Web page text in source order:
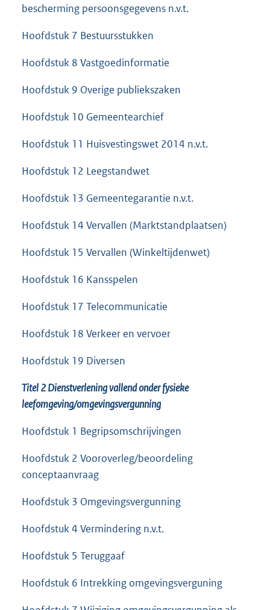
bescherming persoonsgegevens n.v.t.
Hoofdstuk 7 Bestuursstukken
Hoofdstuk 8 Vastgoedinformatie
Hoofdstuk 9 Overige publiekszaken
Hoofdstuk 10 Gemeentearchief
Hoofdstuk 11 Huisvestingswet 2014 n.v.t.
Hoofdstuk 12 Leegstandwet
Hoofdstuk 13 Gemeentegarantie n.v.t.
Hoofdstuk 14 Vervallen (Marktstandplaatsen)
Hoofdstuk 15 Vervallen (Winkeltijdenwet)
Hoofdstuk 16 Kansspelen
Hoofdstuk 17 Telecommunicatie
Hoofdstuk 18 Verkeer en vervoer
Hoofdstuk 19 Diversen
Titel 2 Dienstverlening vallend onder fysieke
leefomgeving/omgevingsvergunning
Hoofdstuk 1 Begripsomschrijvingen
Hoofdstuk 2 Vooroverleg/beoordeling
conceptaanvraag
Hoofdstuk 3 Omgevingsvergunning
Hoofdstuk 4 Vermindering n.v.t.
Hoofdstuk 5 Teruggaaf
Hoofdstuk 6 Intrekking omgevingsverguning